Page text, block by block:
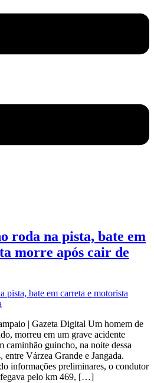
roda na pista, bate em
morre após cair de
| Gazeta Digital Um homem de
morreu em um grave acidente
caminhão guincho, na noite dessa
Várzea Grande e Jangada.
informações preliminares, o condutor
pelo km 469, […]